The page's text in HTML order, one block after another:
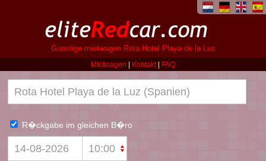
Günstige mietwagen Rota Hotel Playa de la Luz
Mietwagen
Kontakt| FAQ
R�ckgabe im gleichen B�ro